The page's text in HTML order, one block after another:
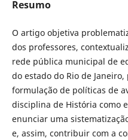
Resumo
O artigo objetiva
dos professores,
rede pública municipal de
do estado do Rio de
formulação de políticas de
disciplina de História como
enunciar uma
e, assim, contribuir com a